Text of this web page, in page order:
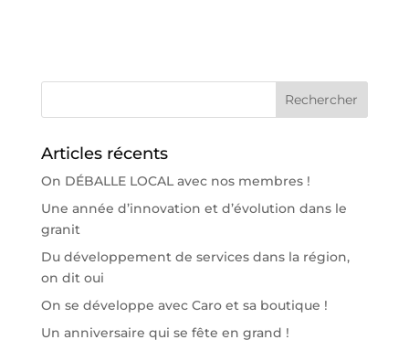
Articles récents
On DÉBALLE LOCAL avec nos membres !
Une année d’innovation et d’évolution dans le
granit
Du développement de services dans la région,
on dit oui
On se développe avec Caro et sa boutique !
Un anniversaire qui se fête en grand !